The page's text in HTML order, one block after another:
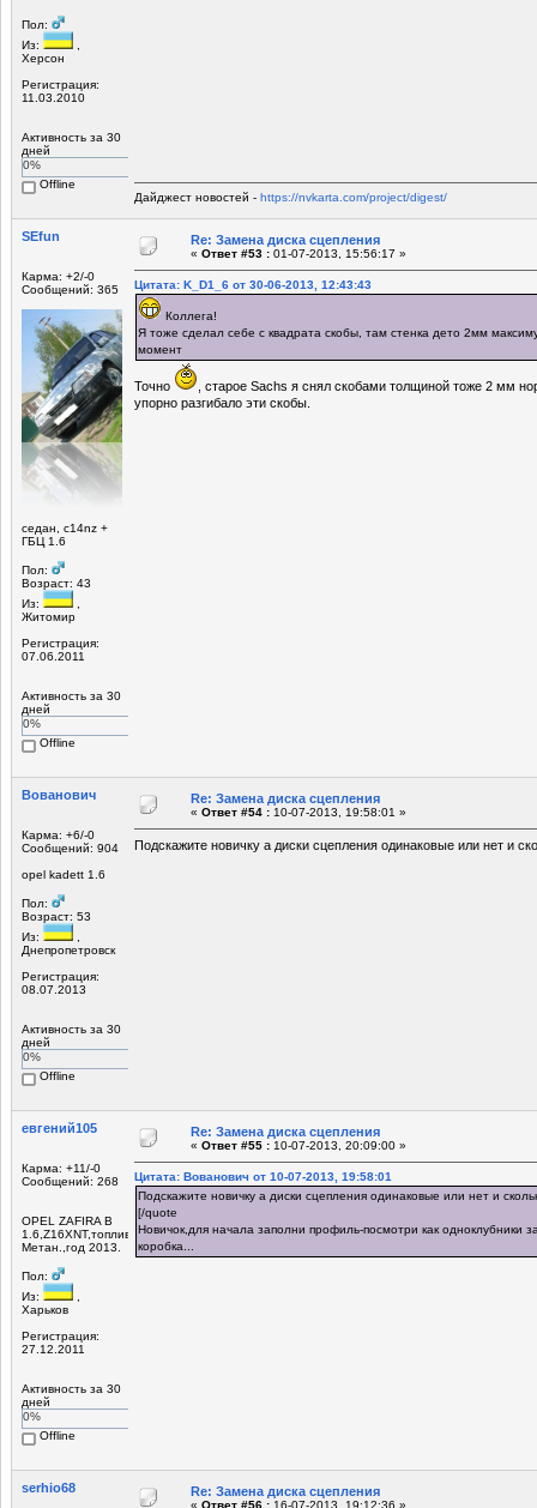
Пол:
Из:
Херсон
Регистрация:
11.03.2010
Активность за 30
дней
0%
Offline
Дайджест новостей - https://nvkarta.com/project/digest/
SEfun
Карма: +2/-0
Сообщений: 365
седан, c14nz +
ГБЦ 1.6
Пол:
Возраст: 43
Из:
Житомир
Регистрация:
07.06.2011
Активность за 30
дней
0%
Offline
Re: Замена диска сцепления
« Ответ #53 : 01-07-2013, 15:56:17 »
Цитата: K_D1_6 от 30-06-2013, 12:43:43
Коллега!
Я тоже сделал себе с квадрата скобы, там стенка дето 2мм
момент
Точно
, старое Sachs я снял скобами толщиной тоже 2 мм
упорно разгибало эти скобы.
Вованович
Карма: +6/-0
Сообщений: 904
opel kadett 1.6
Пол:
Возраст: 53
Из:
Днепропетровск
Регистрация:
08.07.2013
Активность за 30
дней
0%
Offline
Re: Замена диска сцепления
« Ответ #54 : 10-07-2013, 19:58:01 »
Подскажите новичку а диски сцепления одинаковые или нет и
евгений105
Карма: +11/-0
Сообщений: 268
OPEL ZAFIRA B
1.6,Z16XNT,топливо
Метан.,год 2013.
Пол:
Из:
Харьков
Регистрация:
27.12.2011
Активность за 30
дней
0%
Offline
Re: Замена диска сцепления
« Ответ #55 : 10-07-2013, 20:09:00 »
Цитата: Вованович от 10-07-2013, 19:58:01
Подскажите новичку а диски сцепления одинаковые или нет и
[/quote
Новичок,для начала заполни профиль-посмотри как одноклубники
коробка...
serhio68 Re: Замена диска сцепления
« Ответ #56 : 16-07-2013, 19:12:36 »